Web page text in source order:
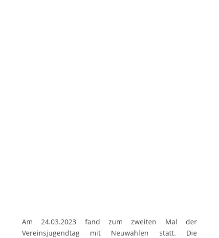
Am 24.03.2023 fand zum zweiten Mal der
Vereinsjugendtag mit Neuwahlen statt. Die